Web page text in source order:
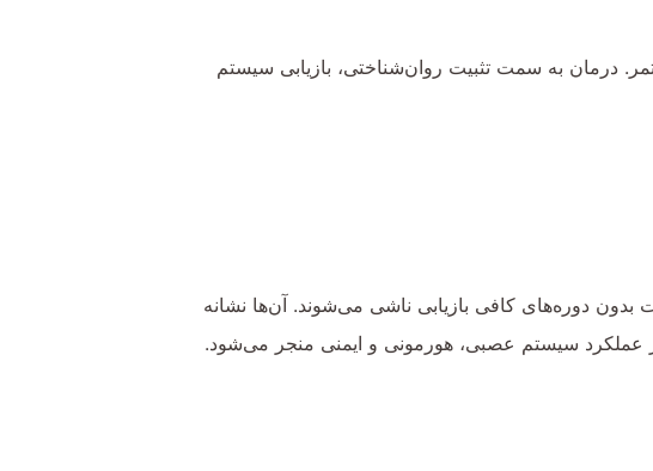
به سمت تثبیت روان‌شناختی، بازیابی سیستم
دوره‌های کافی بازیابی ناشی می‌شوند. آن‌ها نشانه
عملکرد سیستم عصبی، هورمونی و ایمنی منجر می‌شود.